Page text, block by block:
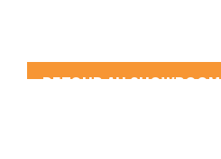
RETOUR AU SHOWROOM